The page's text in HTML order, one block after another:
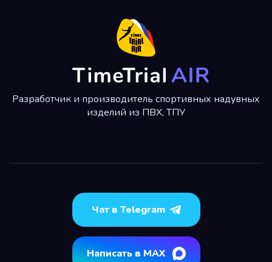
Разработчик и производитель спортивных надувных
изделий из ПВХ, ТПУ
Чат в Telegram
Написать в MAX